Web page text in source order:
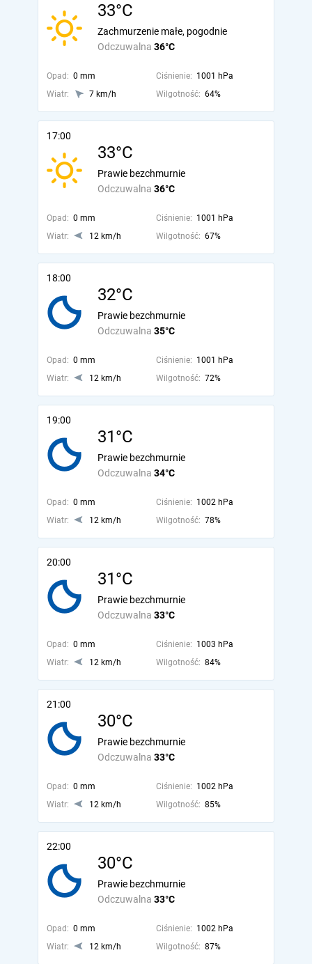
33°C
Odczuwalna 36°C
Zachmurzenie małe, pogodnie
Opad: 0 mm Ciśnienie: 1001 hPa
Wiatr:
7 km/h Wilgotność: 64%
17:00
33°C
Odczuwalna 36°C
Prawie bezchmurnie
Opad: 0 mm Ciśnienie: 1001 hPa
Wiatr:
12 km/h Wilgotność: 67%
18:00
32°C
Odczuwalna 35°C
Prawie bezchmurnie
Opad: 0 mm Ciśnienie: 1001 hPa
Wiatr:
12 km/h Wilgotność: 72%
19:00
31°C
Odczuwalna 34°C
Prawie bezchmurnie
Opad: 0 mm Ciśnienie: 1002 hPa
Wiatr:
12 km/h Wilgotność: 78%
20:00
31°C
Odczuwalna 33°C
Prawie bezchmurnie
Opad: 0 mm Ciśnienie: 1003 hPa
Wiatr:
12 km/h Wilgotność: 84%
21:00
30°C
Odczuwalna 33°C
Prawie bezchmurnie
Opad: 0 mm Ciśnienie: 1002 hPa
Wiatr:
12 km/h Wilgotność: 85%
22:00
30°C
Odczuwalna 33°C
Prawie bezchmurnie
Opad: 0 mm Ciśnienie: 1002 hPa
Wiatr:
12 km/h Wilgotność: 87%